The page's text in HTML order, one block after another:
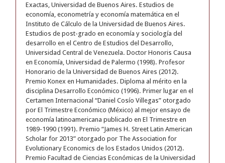
Exactas, Universidad de Buenos Aires. Estudios de
economía, econometría y economía matemática en el
Instituto de Cálculo de la Universidad de Buenos Aires.
Estudios de post-grado en economía y sociología del
desarrollo en el Centro de Estudios del Desarrollo,
Universidad Central de Venezuela. Doctor Honoris Causa
en Economía, Universidad de Palermo (1998). Profesor
Honorario de la Universidad de Buenos Aires (2012).
Premio Konex en Humanidades. Diploma al mérito en la
disciplina Desarrollo Económico (1996). Primer lugar en el
Certamen Internacional “Daniel Cosío Villegas” otorgado
por El Trimestre Económico (México) al mejor ensayo de
economía latinoamericana publicado en El Trimestre en
1989-1990 (1991). Premio “James H. Street Latin American
Scholar for 2013” otorgado por The Association for
Evolutionary Economics de los Estados Unidos (2012).
Premio Facultad de Ciencias Económicas de la Universidad